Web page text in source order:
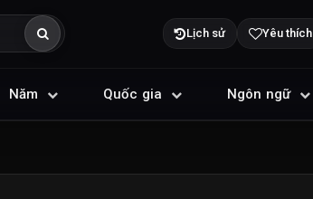
Lịch sử Yêu thích
Năm Quốc gia Ngôn ngữ